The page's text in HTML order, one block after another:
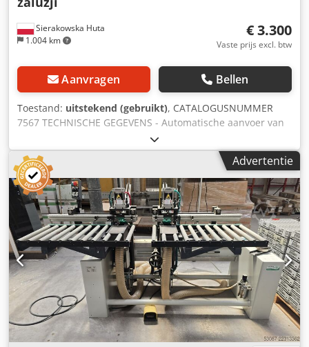
Sierakowska Huta
1.004 km
€ 3.300
Vaste prijs excl. btw
Aanvragen Bellen
Toestand: uitstekend (gebruikt), CATALOGUSNUMMER
7567 TECHNISCHE GEGEVENS - Automatische aanvoer van
de lat - Pneumatische klemmen 2 stuks - Hoekverstelling
van de aggregaat - Pneumatische spilbeweging -
Gelijktijdige bewerking van 2 secties - Groefdiepte tot 25
mm - Latafdraagsteunen - Verstelling van oscillerende
boorbeweging - Verstelling van voedingsslag -
Automatische stop - Kanteling van 90 graden (verticaal) tot
0 graden (horizontaal) - Hoofdmotor 1,1 kW -
Oscillatiemotor 0,75 kW - Werkdruk 6-8 bar - Afmetingen
(l/b/h): 4020x1150x1400 mm - Gewicht ca. 480 kg
VOORDELEN – Voor raamproductie – Oscillerend –
Pneumatische klemmen – Niet herspoten – Italiaanse
productie – Gebruikte machine, zeer goede staat
Chjdpjzkhqpefx Aa Doa Netto prijs: 13.900 PLN Netto prijs:
3.300 EUR bij een koers van 4,2 EUR (Prijzen kunnen
variëren bij grotere koersschommelingen)
Advertentie